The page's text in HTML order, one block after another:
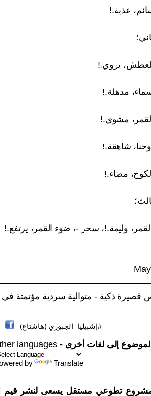
عذبة.!
يروي.!
مذهلة.!
مشوي.!
شاهقة.!
مضاء.!
وليمة.!، سحر -، ضوء القمر، يرتفع.!
#إشبيليا_الجبوري (هاشتاغ)
إلى لغات أخرى - languages
by Translate
مشروع تطوعي مستقل يسعى لنشر قيم